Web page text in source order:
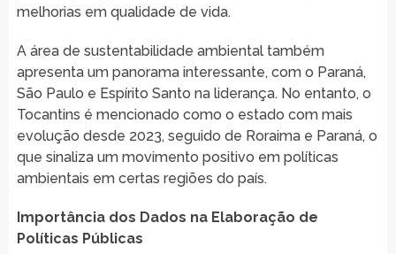
melhorias em qualidade de vida.
A área de sustentabilidade ambiental também
apresenta um panorama interessante, com o Paraná,
São Paulo e Espírito Santo na liderança. No entanto, o
Tocantins é mencionado como o estado com mais
evolução desde 2023, seguido de Roraima e Paraná, o
que sinaliza um movimento positivo em políticas
ambientais em certas regiões do país.
Importância dos Dados na Elaboração de
Políticas Públicas